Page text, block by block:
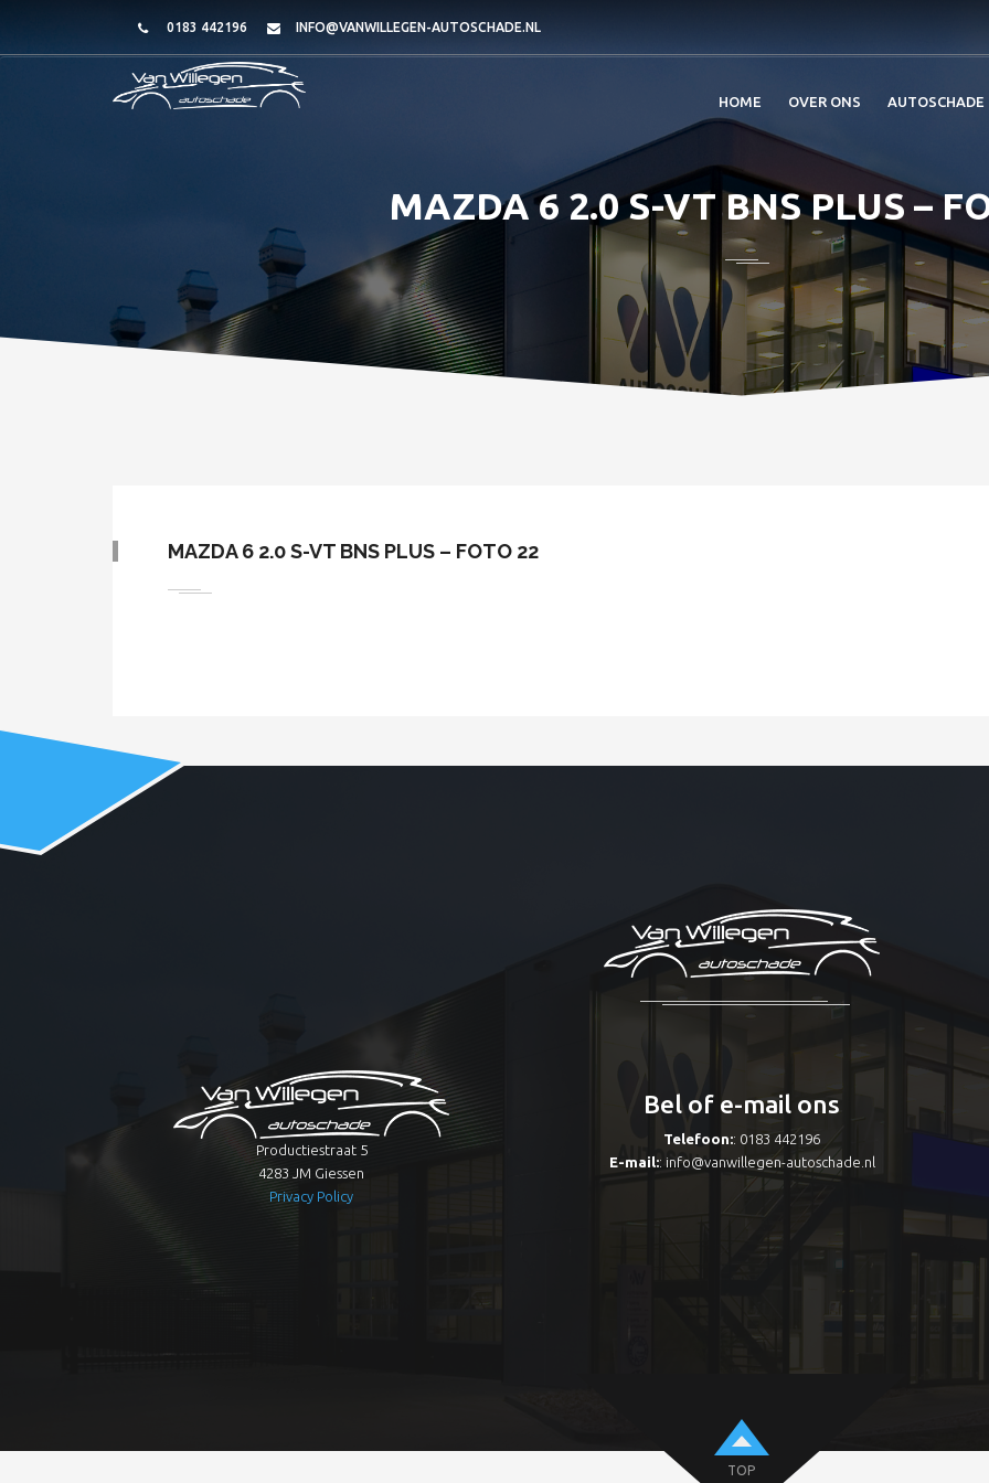
0183 442196 INFO@VANWILLEGEN-AUTOSCHADE.NL
HOME OVER ONS AUTOSCHADE
MAZDA 6 2.0 S-VT BNS PLUS –
MAZDA 6 2.0 S-VT BNS PLUS – FOTO 22
Productiestraat 5
4283 JM Giessen
Privacy Policy
Bel of e-mail ons
Telefoon:: 0183 442196
E-mail:: info@vanwillegen-autoschade.nl
TOP